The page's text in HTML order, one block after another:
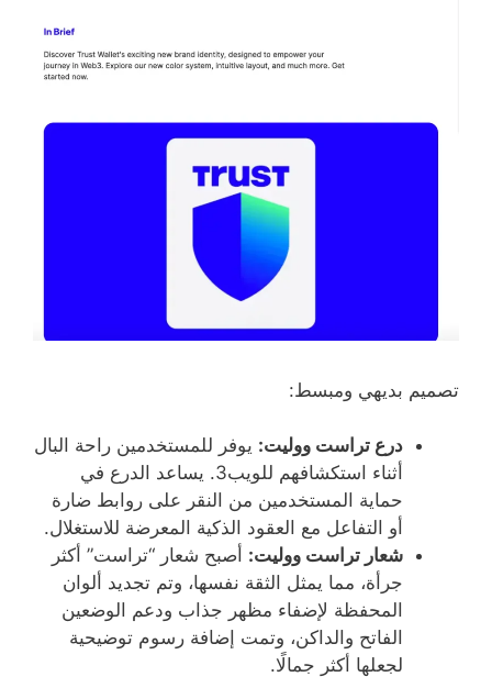
تصميم بديهي ومبسط:
درع تراست ووليت: يوفر للمستخدمين راحة البال
أثناء استكشافهم للويب3. يساعد الدرع في
حماية المستخدمين من النقر على روابط ضارة
أو التفاعل مع العقود الذكية المعرضة للاستغلال.
شعار تراست ووليت: أصبح شعار “تراست” أكثر
جرأة، مما يمثل الثقة نفسها، وتم تجديد ألوان
المحفظة لإضفاء مظهر جذاب ودعم الوضعين
الفاتح والداكن، وتمت إضافة رسوم توضيحية
لجعلها أكثر جمالًا.